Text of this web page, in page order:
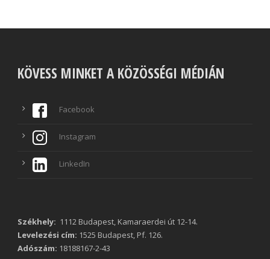
KÖVESS MINKET A KÖZÖSSÉGI MÉDIÁN
Facebook
Instagram
LinkedIn
Székhely: 1112 Budapest, Kamaraerdei út 12-14.
Levelezési cím: 1525 Budapest, Pf. 126.
Adószám: 18188167-2-43